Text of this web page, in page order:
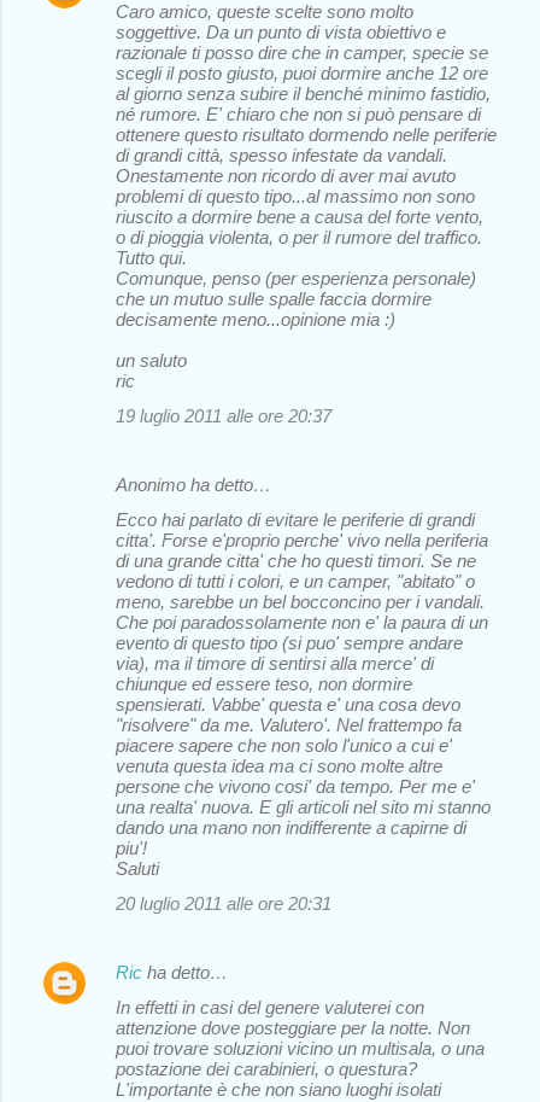
Caro amico, queste scelte sono molto
soggettive. Da un punto di vista obiettivo e
razionale ti posso dire che in camper, specie se
scegli il posto giusto, puoi dormire anche 12 ore
al giorno senza subire il benché minimo fastidio,
né rumore. E' chiaro che non si può pensare di
ottenere questo risultato dormendo nelle periferie
di grandi città, spesso infestate da vandali.
Onestamente non ricordo di aver mai avuto
problemi di questo tipo...al massimo non sono
riuscito a dormire bene a causa del forte vento,
o di pioggia violenta, o per il rumore del traffico.
Tutto qui.
Comunque, penso (per esperienza personale)
che un mutuo sulle spalle faccia dormire
decisamente meno...opinione mia :)
un saluto
ric
19 luglio 2011 alle ore 20:37
Anonimo ha detto…
Ecco hai parlato di evitare le periferie di grandi
citta'. Forse e'proprio perche' vivo nella periferia
di una grande citta' che ho questi timori. Se ne
vedono di tutti i colori, e un camper, "abitato" o
meno, sarebbe un bel bocconcino per i vandali.
Che poi paradossolamente non e' la paura di un
evento di questo tipo (si puo' sempre andare
via), ma il timore di sentirsi alla merce' di
chiunque ed essere teso, non dormire
spensierati. Vabbe' questa e' una cosa devo
"risolvere" da me. Valutero'. Nel frattempo fa
piacere sapere che non solo l'unico a cui e'
venuta questa idea ma ci sono molte altre
persone che vivono cosi' da tempo. Per me e'
una realta' nuova. E gli articoli nel sito mi stanno
dando una mano non indifferente a capirne di
piu'!
Saluti
20 luglio 2011 alle ore 20:31
Ric ha detto…
In effetti in casi del genere valuterei con
attenzione dove posteggiare per la notte. Non
puoi trovare soluzioni vicino un multisala, o una
postazione dei carabinieri, o questura?
L'importante è che non siano luoghi isolati